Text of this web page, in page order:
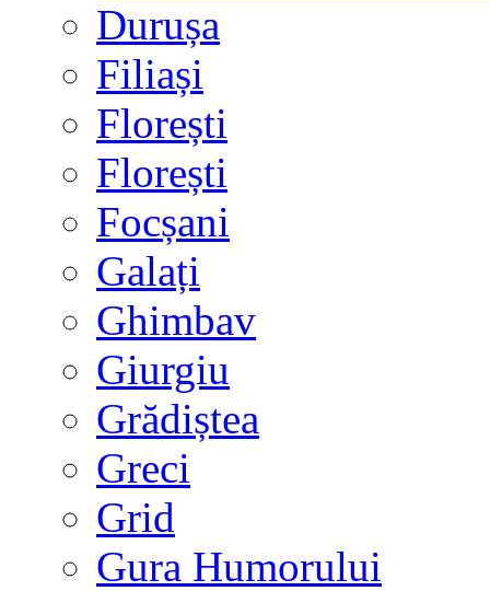
Durușa
Filiași
Florești
Florești
Focșani
Galați
Ghimbav
Giurgiu
Grădiștea
Greci
Grid
Gura Humorului